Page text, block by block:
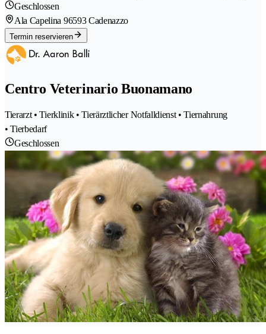
Geschlossen
Ala Capelina 96593 Cadenazzo
Termin reservieren
Centro Veterinario Buonamano
Tierarzt • Tierklinik • Tierärztlicher Notfalldienst • Tiernahrung
• Tierbedarf
Geschlossen